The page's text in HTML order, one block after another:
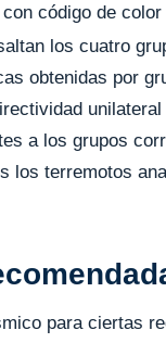
código de
los cuatro
obtenidas por
a los grupos
los terremotos
para ciertas